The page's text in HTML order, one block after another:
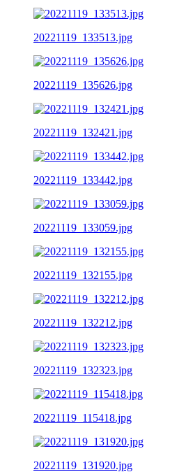
20221119_133513.jpg
20221119_135626.jpg
20221119_132421.jpg
20221119_133442.jpg
20221119_133059.jpg
20221119_132155.jpg
20221119_132212.jpg
20221119_132323.jpg
20221119_115418.jpg
20221119_131920.jpg